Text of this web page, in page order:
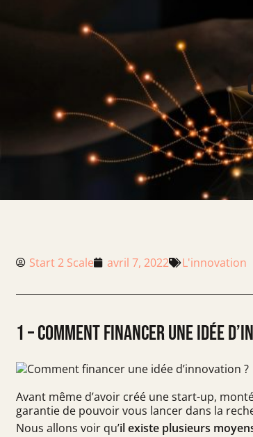
Start 2 Scale avril 7, 2022 L'innovation
1 – Comment financer une idée
Avant même d’avoir créé unestart-up,
garantie de pouvoir vous lancer dans la
Nous allons voir qu’il existe plusieurs